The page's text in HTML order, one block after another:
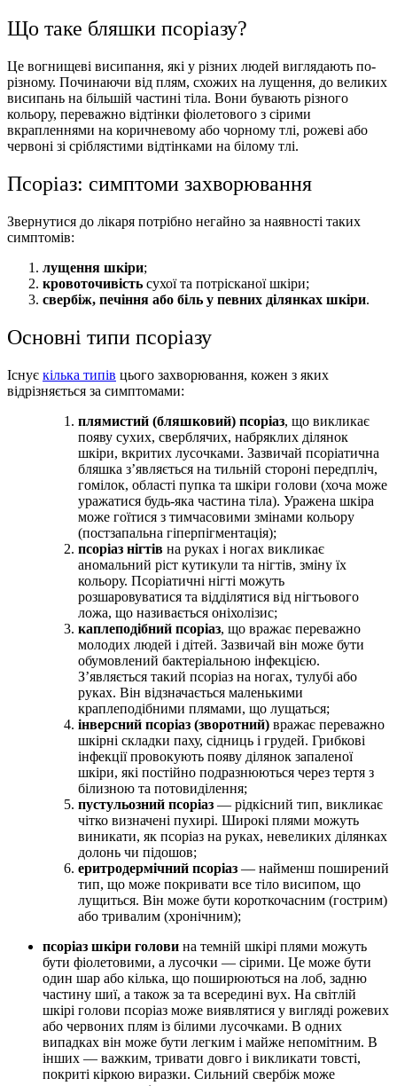
Що таке бляшки псоріазу?
Це вогнищеві висипання, які у різних людей виглядають по-
різному. Починаючи від плям, схожих на лущення, до великих
висипань на більшій частині тіла. Вони бувають різного
кольору, переважно відтінки фіолетового з сірими
вкрапленнями на коричневому або чорному тлі, рожеві або
червоні зі сріблястими відтінками на білому тлі.
Псоріаз: симптоми захворювання
Звернутися до лікаря потрібно негайно за наявності таких
симптомів:
лущення шкіри;
кровоточивість сухої та потрісканої шкіри;
свербіж, печіння або біль у певних ділянках шкіри.
Основні типи псоріазу
Існує кілька типів цього захворювання, кожен з яких
відрізняється за симптомами:
плямистий (бляшковий) псоріаз, що викликає
появу сухих, сверблячих, набряклих ділянок
шкіри, вкритих лусочками. Зазвичай псоріатична
бляшка з’являється на тильній стороні передпліч,
гомілок, області пупка та шкіри голови (хоча може
уражатися будь-яка частина тіла). Уражена шкіра
може гоїтися з тимчасовими змінами кольору
(постзапальна гіперпігментація);
псоріаз нігтів на руках і ногах викликає
аномальний ріст кутикули та нігтів, зміну їх
кольору. Псоріатичні нігті можуть
розшаровуватися та відділятися від нігтьового
ложа, що називається оніхолізис;
каплеподібний псоріаз, що вражає переважно
молодих людей і дітей. Зазвичай він може бути
обумовлений бактеріальною інфекцією.
З’являється такий псоріаз на ногах, тулубі або
руках. Він відзначається маленькими
краплеподібними плямами, що лущаться;
інверсний псоріаз (зворотний) вражає переважно
шкірні складки паху, сідниць і грудей. Грибкові
інфекції провокують появу ділянок запаленої
шкіри, які постійно подразнюються через тертя з
білизною та потовиділення;
пустульозний псоріаз — рідкісний тип, викликає
чітко визначені пухирі. Широкі плями можуть
виникати, як псоріаз на руках, невеликих ділянках
долонь чи підошов;
еритродермічний псоріаз — найменш поширений
тип, що може покривати все тіло висипом, що
лущиться. Він може бути короткочасним (гострим)
або тривалим (хронічним);
псоріаз шкіри голови на темній шкірі плями можуть
бути фіолетовими, а лусочки — сірими. Це може бути
один шар або кілька, що поширюються на лоб, задню
частину шиї, а також за та всередині вух. На світлій
шкірі голови псоріаз може виявлятися у вигляді рожевих
або червоних плям із білими лусочками. В одних
випадках він може бути легким і майже непомітним. В
інших — важким, тривати довго і викликати товсті,
покриті кіркою виразки. Сильний свербіж може